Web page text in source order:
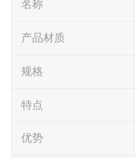
名称
产品材质
规格
特点
优势